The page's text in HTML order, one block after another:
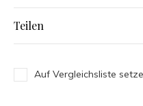
Teilen
Auf Vergleichsliste